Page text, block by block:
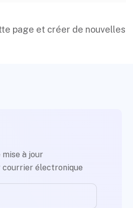
page et créer de nouvelles
mise à jour
courrier électronique